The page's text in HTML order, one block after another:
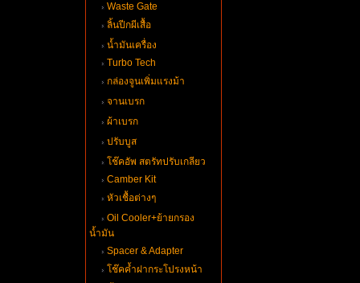
Waste Gate
ลิ้นปีกผีเสื้อ
น้ำมันเครื่อง
Turbo Tech
กล่องจูนเพิ่มแรงม้า
จานเบรก
ผ้าเบรก
ปรับบูส
ช๊คอัพ สตรัทปรับเกลียว
Camber Kit
หัวเชื้อต่างๆ
Oil Cooler+ย้ายกรอง
น้ำมัน
Spacer & Adapter
ช๊คค้ำฝากระโปรงหน้า